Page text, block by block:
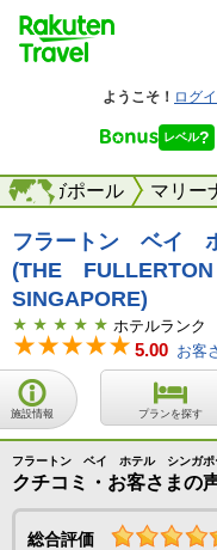
シンガポール マリー
海外
フラートン ベイ
(THE
SINGAPORE)
ホテルランク
5.00 お客
施設情報 プランを探す
フラートン ベイ ホテル シンガポ
クチコミ・お客さまの
総合評価